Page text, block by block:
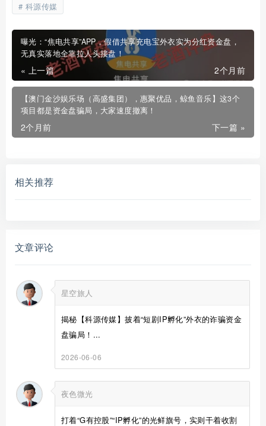
科源传媒
曝光：“焦电共享”APP，假借共享充电宝外衣实为分红资金盘，
无真实落地全靠拉人头接盘！
« 上一篇 2个月前
【澳门金沙娱乐场（高盛集团），惠聚优品，鲸鱼音乐】这3个
项目都是资金盘骗局，大家速度撤离！
下一篇 »
2个月前
相关推荐
文章评论
星空旅人
揭秘【科源传媒】披着“短剧IP孵化”外衣的诈骗资金
盘骗局！...
2026-06-06
夜色微光
打着“G有控股”“IP孵化”的光鲜旗号，实则干着收割